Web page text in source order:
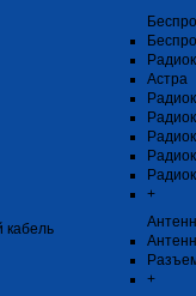
кабель
Астра
+
+